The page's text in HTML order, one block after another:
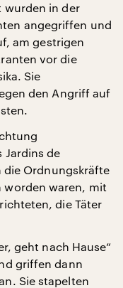
wurden in der
angegriffen und
am gestrigen
vor die
Sie
den Angriff auf
Jardins de
die Ordnungskräfte
worden waren, mit
die Täter
geht nach Hause“
griffen dann
Sie stapelten